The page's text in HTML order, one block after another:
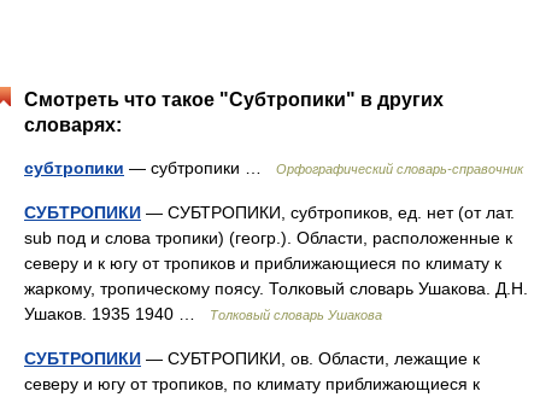
Смотреть что такое "Субтропики" в других
словарях:
субтропики — субтропики … Орфографический словарь-справочник
СУБТРОПИКИ — СУБТРОПИКИ, субтропиков, ед. нет (от лат.
sub под и слова тропики) (геогр.). Области, расположенные к
северу и к югу от тропиков и приближающиеся по климату к
жаркому, тропическому поясу. Толковый словарь Ушакова. Д.Н.
Ушаков. 1935 1940 …
Толковый словарь Ушакова
СУБТРОПИКИ — СУБТРОПИКИ, ов. Области, лежащие к
северу и югу от тропиков, по климату приближающиеся к